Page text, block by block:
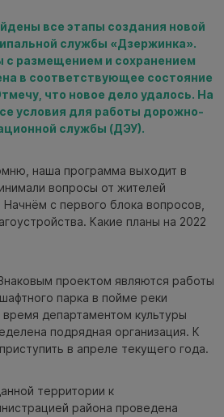
все этапы создания новой
службы «Дзержинка».
размещением и сохранением
в соответствующее состояние
что новое дело удалось. На
условия для работы дорожно-
службы (ДЭУ).
наша программа выходит в
вопросы от жителей
с первого блока вопросов,
Какие планы на 2022
проектом являются работы
парка в пойме реки
департаментом культуры
подрядная организация. К
в апреле текущего года.
территории к
района проведена